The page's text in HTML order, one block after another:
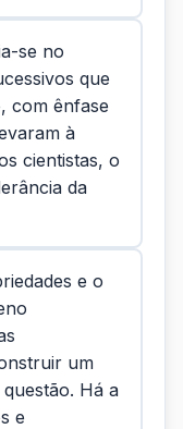
se no
que
com ênfase
à
cientistas, o
da
e o
um
Há a
e